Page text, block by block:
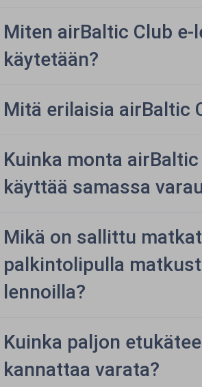
Miten airBaltic Club
käytetään?
Mitä erilaisia airBaltic
Kuinka monta
käyttää samassa
Mikä on sallittu
palkintolipulla
lennoilla?
Kuinka paljon
kannattaa varata?